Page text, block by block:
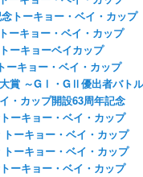
トーキョー・ベイ・カップ
ーキョー・ベイ・カップ
ーキョーベイカップ
ーキョー・ベイ・カップ
賞 ～GⅠ・GⅡ優出者バト
・カップ開設63周年記念
ーキョー・ベイ・カップ
ーキョー・ベイ・カップ
ーキョー・ベイ・カップ
ーキョー・ベイ・カップ